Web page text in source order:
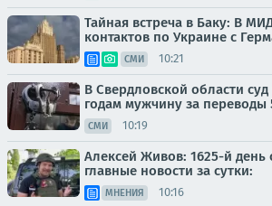
Тайная встреча в Баку: В
контактов по Украине с
СМИ 10:21
В Свердловской области
годам мужчину за переводы
СМИ 10:19
Алексей Живов: 1625-й
главные новости за сутки:
МНЕНИЯ 10:16